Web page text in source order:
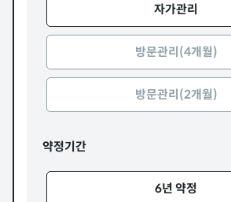
자가관리
방문관리(4개월)
방문관리(2개월)
약정기간
6년 약정